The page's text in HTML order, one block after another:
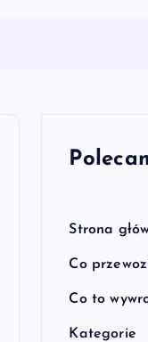
Strona
Co
Co to
Kategorie